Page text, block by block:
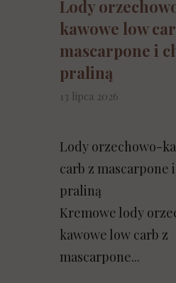
Lody
kawowe low
mascarpone i
praliną
13 lipca 2026
Lody orzechowo-
carb z mascarpone
praliną
Kremowe lody
kawowe low carb z
mascarpone...